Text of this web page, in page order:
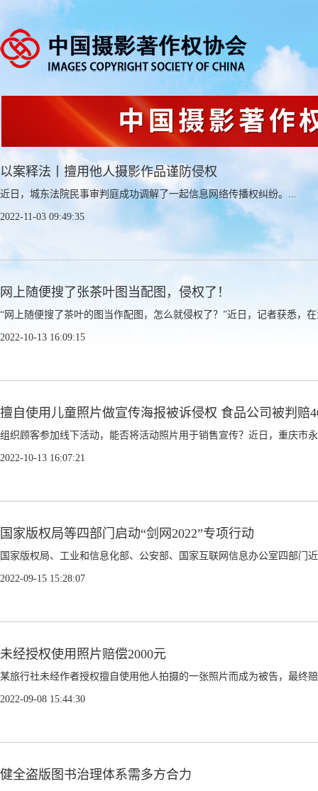
以案释法丨擅用他人摄影作品谨防侵权
近日，城东法院民事审判庭成功调解了一起信息网络传播权纠纷。...
2022-11-03 09:49:35
网上随便搜了张茶叶图当配图，侵权了！
“网上随便搜了茶叶的图当作配图，怎么就侵权了？”近日，记者获悉，
2022-10-13 16:09:15
擅自使用儿童照片做宣传海报被诉侵权 食品公司被判赔
组织顾客参加线下活动，能否将活动照片用于销售宣传？近日，重庆市
2022-10-13 16:07:21
国家版权局等四部门启动“剑网2022”专项行动
国家版权局、工业和信息化部、公安部、国家互联网信息办公室四部门
2022-09-15 15:28:07
未经授权使用照片赔偿2000元
某旅行社未经作者授权擅自使用他人拍摄的一张照片而成为被告，最终
2022-09-08 15:44:30
健全盗版图书治理体系需多方合力